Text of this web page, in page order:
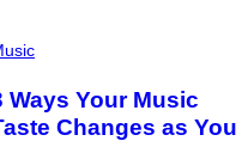
Ways Your Music
Changes as You